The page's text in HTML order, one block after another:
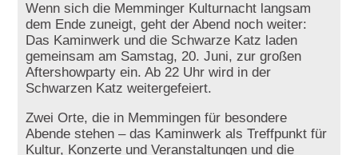
Wenn sich die Memminger Kulturnacht langsam
dem Ende zuneigt, geht der Abend noch weiter:
Das Kaminwerk und die Schwarze Katz laden
gemeinsam am Samstag, 20. Juni, zur großen
Aftershowparty ein. Ab 22 Uhr wird in der
Schwarzen Katz weitergefeiert.
Zwei Orte, die in Memmingen für besondere
Abende stehen – das Kaminwerk als Treffpunkt für
Kultur, Konzerte und Veranstaltungen und die